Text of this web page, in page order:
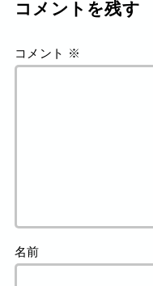
コメントを残す
コメント ※
名前